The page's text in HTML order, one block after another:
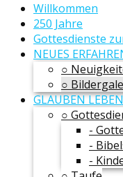
Willkommen
250 Jahre
Gottesdienste
NEUES
○
○
GLAUBEN LEBEN
○
-
-
-